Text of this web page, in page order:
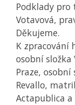
Podklady pro
Votavová,
Děkujeme.
K zpracování
osobní
Praze,
Revallo,
Actapublica a